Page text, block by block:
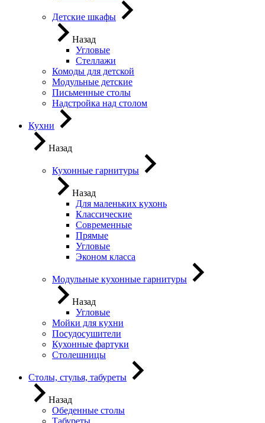
Детские шкафы
Назад
Угловые
Стеллажи
Комоды для детской
Модульные детские
Письменные столы
Надстройка над столом
Кухни
Назад
Кухонные гарнитуры
Назад
Для маленьких кухонь
Классические
Современные
Прямые
Угловые
Эконом класса
Модульные кухонные гарнитуры
Назад
Угловые
Мойки для кухни
Посудосушители
Кухонные фартуки
Столешницы
Столы, стулья, табуреты
Назад
Обеденные столы
Табуреты